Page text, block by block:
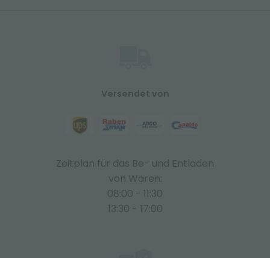
Versendet von
Zeitplan für das Be- und Entladen
von Waren:
08:00 - 11:30
13:30 - 17:00